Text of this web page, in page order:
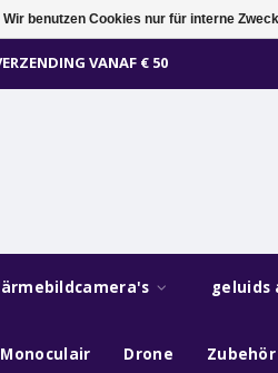
VANAF € 50
geluids
Drone Zubehör
Wir benutzen Cookies nur für interne